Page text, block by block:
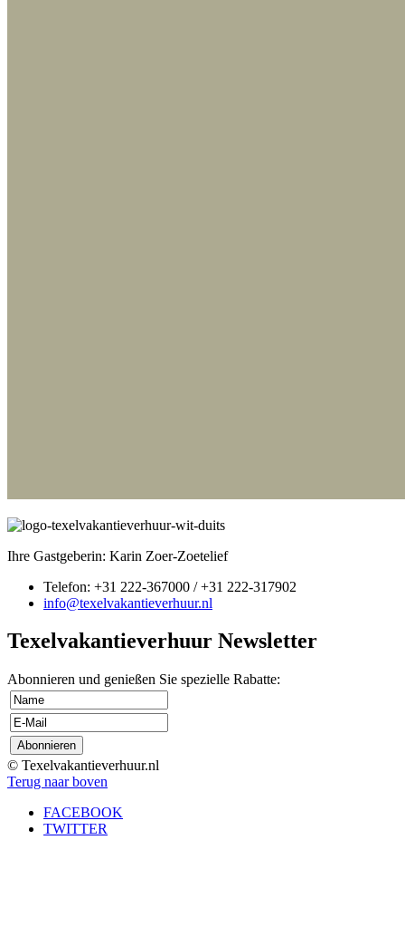
Ihre Gastgeberin: Karin Zoer-Zoetelief
Telefon: +31 222-367000 / +31 222-317902
info@texelvakantieverhuur.nl
Texelvakantieverhuur Newsletter
Abonnieren und genießen Sie spezielle Rabatte:
© Texelvakantieverhuur.nl
Terug naar boven
FACEBOOK
TWITTER